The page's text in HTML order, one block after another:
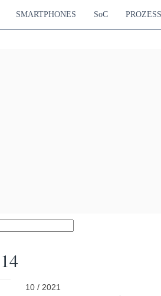
SMARTPHONES SoC
10 / 2021